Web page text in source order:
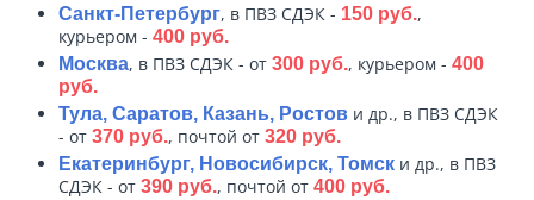
Санкт-Петербург, в ПВЗ СДЭК - 150 руб.,
курьером - 400 руб.
Москва, в ПВЗ СДЭК - от 300 руб., курьером - 400
руб.
Тула, Саратов, Казань, Ростов и др., в ПВЗ СДЭК
- от 370 руб., почтой от 320 руб.
Екатеринбург, Новосибирск, Томск и др., в ПВЗ
СДЭК - от 390 руб., почтой от 400 руб.